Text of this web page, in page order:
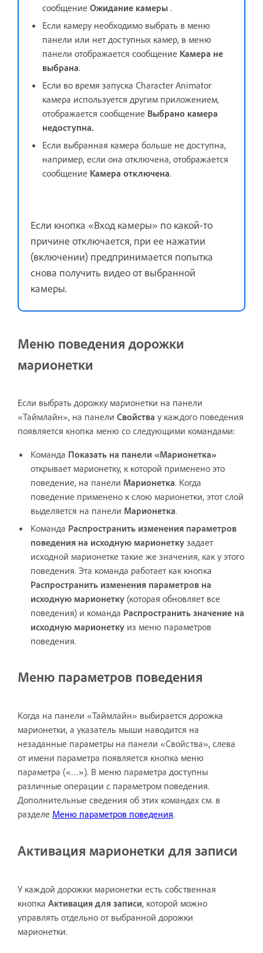
сообщение Ожидание камеры .
Если камеру необходимо выбрать в меню
панели или нет доступных камер, в меню
панели отображается сообщение Камера не
выбрана.
Если во время запуска Character Animator
камера используется другим приложением,
отображается сообщение Выбрано камера
недоступна.
Если выбранная камера больше не доступна,
например, если она отключена, отображается
сообщение Камера отключена.
Если кнопка «Вход камеры» по какой-то
причине отключается, при ее нажатии
(включении) предпринимается попытка
снова получить видео от выбранной
камеры.
Меню поведения дорожки
марионетки
Если выбрать дорожку марионетки на панели
«Таймлайн», на панели Свойства у каждого поведения
появляется кнопка меню со следующими командами:
Команда Показать на панели «Марионетка»
открывает марионетку, к которой применено это
поведение, на панели Марионетка. Когда
поведение применено к слою марионетки, этот слой
выделяется на панели Марионетка.
Команда Распространить изменения параметров
поведения на исходную марионетку задает
исходной марионетке такие же значения, как у этого
поведения. Эта команда работает как кнопка
Распространить изменения параметров на
исходную марионетку (которая обновляет все
поведения) и команда Распространить значение на
исходную марионетку из меню параметров
поведения.
Меню параметров поведения
Когда на панели «Таймлайн» выбирается дорожка
марионетки, а указатель мыши наводится на
незаданные параметры на панели «Свойства», слева
от имени параметра появляется кнопка меню
параметра («…»). В меню параметра доступны
различные операции с параметром поведения.
Дополнительные сведения об этих командах см. в
разделе Меню параметров поведения.
Активация марионетки для записи
У каждой дорожки марионетки есть собственная
кнопка Активация для записи, которой можно
управлять отдельно от выбранной дорожки
марионетки.